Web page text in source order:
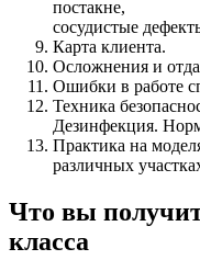
постакне,
сосудистые
Карта клиента.
Осложнения и
Ошибки в работе
Техника
Дезинфекция.
Практика на
различных
Что вы
класса